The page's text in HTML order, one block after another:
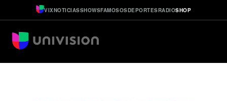
VIXNOTICIASSHOWSFAMOSOSDEPORTESRADIOSHOP